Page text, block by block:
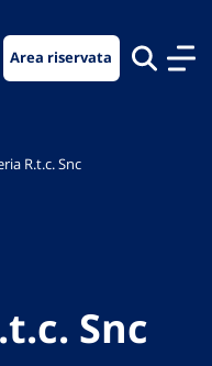
Area riservata
R.t.c. Snc
Snc